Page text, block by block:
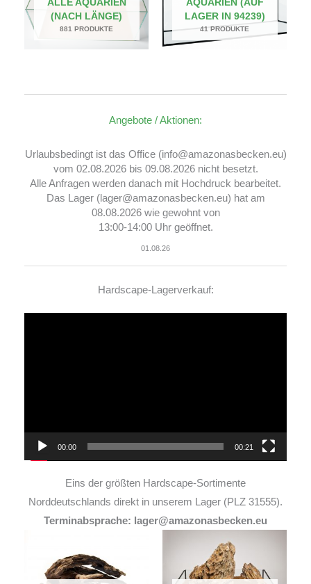
ALLE AQUARIEN
(NACH LÄNGE)
881 PRODUKTE
AQUARIEN (AUF
LAGER IN 94239)
41 PRODUKTE
Angebote / Aktionen:
Urlaubsbedingt ist das Office (info@amazonasbecken.eu)
vom 02.08.2026 bis 09.08.2026 nicht besetzt.
Alle Anfragen werden danach mit Hochdruck bearbeitet.
Das Lager (lager@amazonasbecken.eu) hat am
08.08.2026 wie gewohnt von
13:00-14:00 Uhr geöffnet.
01.08.26
Hardscape-Lagerverkauf:
00:00 00:21
Eins der größten Hardscape-Sortimente
Norddeutschlands direkt in unserem Lager (PLZ 31555).
Terminabsprache: lager@amazonasbecken.eu